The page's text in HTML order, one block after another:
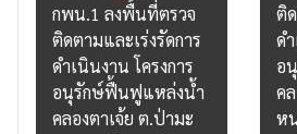
กพน.1 ลงพื้นที่ตรวจ
ติดตามและเร่งรัดการ
ดำเนินงาน โครงการ
อนุรักษ์ฟื้นฟูแหล่งน้ำ
คลองตาเจ้ย ต.ป่ามะ
ติ
ด
อ
ค
ห